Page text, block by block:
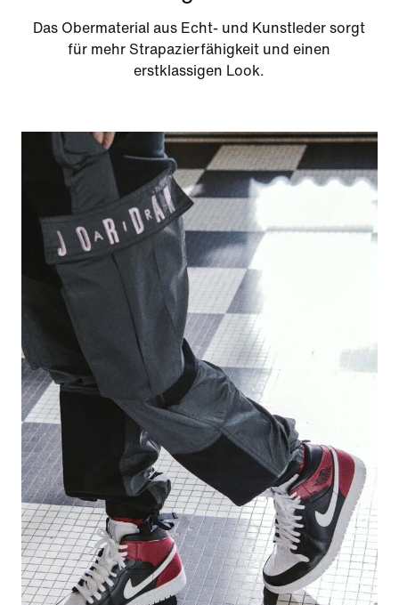
Das Obermaterial aus Echt- und Kunstleder sorgt
für mehr Strapazierfähigkeit und einen
erstklassigen Look.